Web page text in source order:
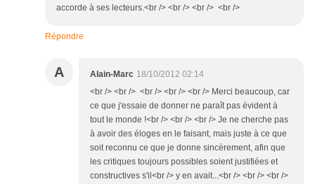
accorde à ses lecteurs.<br /> <br /> <br /> <br />
Répondre
A Alain-Marc 18/10/2012 02:14
<br /> <br /> <br /> <br /> <br /> Merci beaucoup, car
ce que j'essaie de donner ne paraît pas évident à
tout le monde !<br /> <br /> <br /> Je ne cherche pas
à avoir des éloges en le faisant, mais juste à ce que
soit reconnu ce que je donne sincèrement, afin que
les critiques toujours possibles soient justifiées et
constructives s'il<br /> y en avait...<br /> <br /> <br />